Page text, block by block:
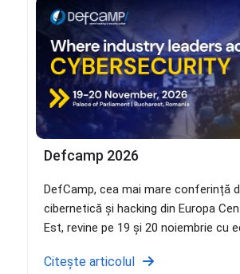
Defcamp 2026
DefCamp, cea mai mare conferință
cibernetică și hacking din Europa
Est, revine pe 19 și 20 noiembrie cu
Citește articolul